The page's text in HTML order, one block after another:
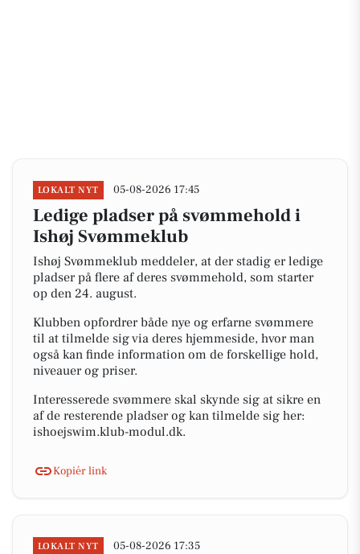
LOKALT NYT 05-08-2026 17:45
Ledige pladser på svømmehold i
Ishøj Svømmeklub
Ishøj Svømmeklub meddeler, at der stadig er ledige
pladser på flere af deres svømmehold, som starter
op den 24. august.
Klubben opfordrer både nye og erfarne svømmere
til at tilmelde sig via deres hjemmeside, hvor man
også kan finde information om de forskellige hold,
niveauer og priser.
Interesserede svømmere skal skynde sig at sikre en
af de resterende pladser og kan tilmelde sig her:
ishoejswim.klub-modul.dk.
Kopiér link
LOKALT NYT 05-08-2026 17:35